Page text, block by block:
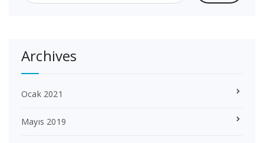
Archives
Ocak 2021
Mayıs 2019